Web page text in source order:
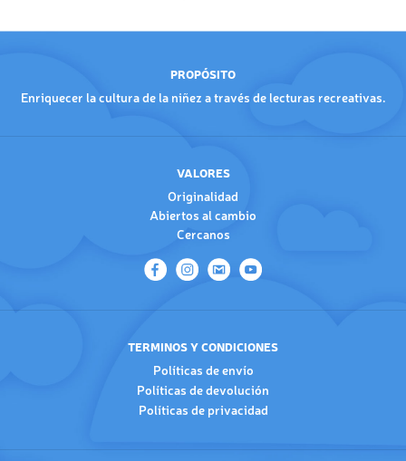
PROPÓSITO
Enriquecer la cultura de la niñez a través de lecturas recreativas.
VALORES
Originalidad
Abiertos al cambio
Cercanos
TERMINOS Y CONDICIONES
Políticas de envío
Políticas de devolución
Políticas de privacidad